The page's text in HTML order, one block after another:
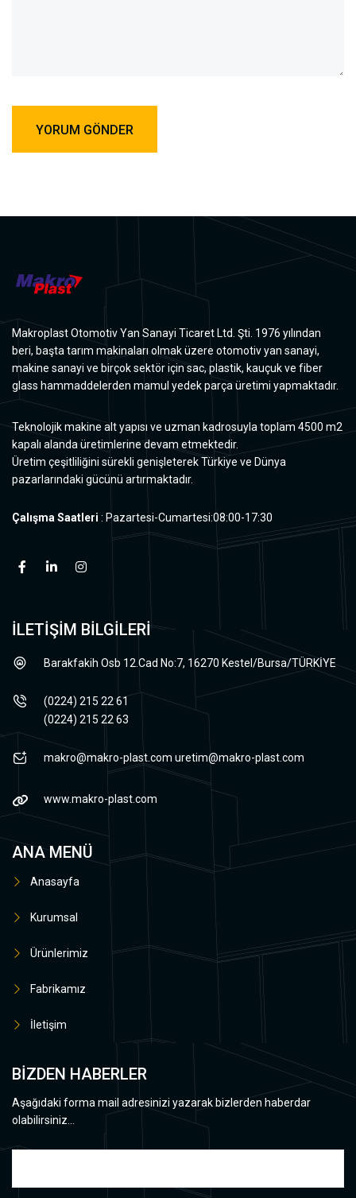
Makroplast Otomotiv Yan Sanayi Ticaret Ltd. Şti. 1976 yılından
beri, başta tarım makinaları olmak üzere otomotiv yan sanayi,
makine sanayi ve birçok sektör için sac, plastik, kauçuk ve fiber
glass hammaddelerden mamul yedek parça üretimi yapmaktadır.
Teknolojik makine alt yapısı ve uzman kadrosuyla toplam 4500 m2
kapalı alanda üretimlerine devam etmektedir.
Üretim çeşitliliğini sürekli genişleterek Türkiye ve Dünya
pazarlarındaki gücünü artırmaktadır.
Çalışma Saatleri : Pazartesi-Cumartesi:08:00-17:30
İLETİŞİM BİLGİLERİ
Barakfakih Osb 12.Cad No:7, 16270 Kestel/Bursa/TÜRKİYE
(0224) 215 22 61
(0224) 215 22 63
makro@makro-plast.com uretim@makro-plast.com
www.makro-plast.com
ANA MENÜ
Anasayfa
Kurumsal
Ürünlerimiz
Fabrikamız
İletişim
BİZDEN HABERLER
Aşağıdaki forma mail adresinizi yazarak bizlerden haberdar
olabilirsiniz...